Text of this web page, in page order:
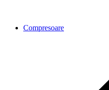
Compresoare